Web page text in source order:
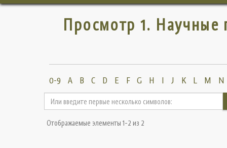
Просмотр 1.
0-9 A B C D E F G H I J K L M N
Отображаемые элементы 1-2 из 2